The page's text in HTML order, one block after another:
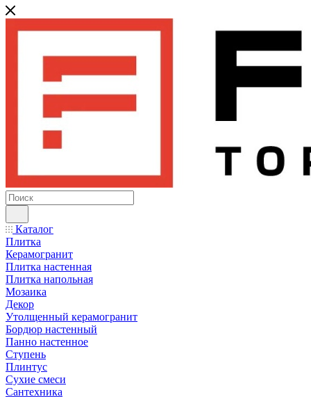
Каталог
Плитка
Керамогранит
Плитка настенная
Плитка напольная
Мозаика
Декор
Утолщенный керамогранит
Бордюр настенный
Панно настенное
Ступень
Плинтус
Сухие смеси
Сантехника